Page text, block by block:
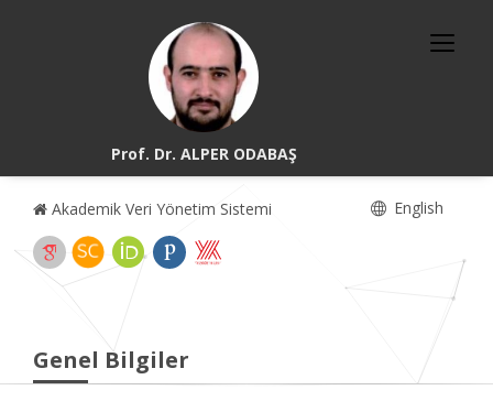
Prof. Dr. ALPER ODABAŞ
Akademik Veri Yönetim Sistemi English
Genel Bilgiler